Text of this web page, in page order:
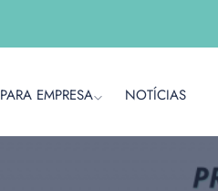
PARA EMPRESA NOTÍCIAS